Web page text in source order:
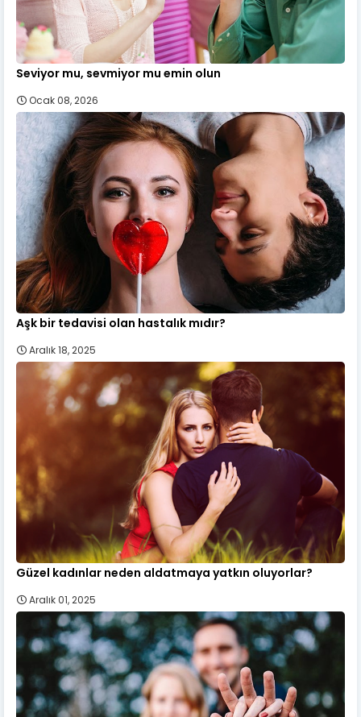
Seviyor mu, sevmiyor mu emin olun
Ocak 08, 2026
Aşk bir tedavisi olan hastalık mıdır?
Aralık 18, 2025
Güzel kadınlar neden aldatmaya yatkın oluyorlar?
Aralık 01, 2025